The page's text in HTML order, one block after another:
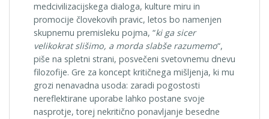
medcivilizacijskega dialoga, kulture miru in
promocije človekovih pravic, letos bo namenjen
skupnemu premisleku pojma, “ki ga sicer
velikokrat slišimo, a morda slabše razumemo“,
piše na spletni strani, posvečeni svetovnemu dnevu
filozofije. Gre za koncept kritičnega mišljenja, ki mu
grozi nenavadna usoda: zaradi pogostosti
nereflektirane uporabe lahko postane svoje
nasprotje, torej nekritično ponavljanje besedne